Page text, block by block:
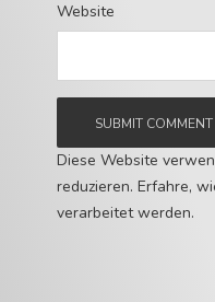
Website
Diese Website
reduzieren. Erfahre,
verarbeitet werden.